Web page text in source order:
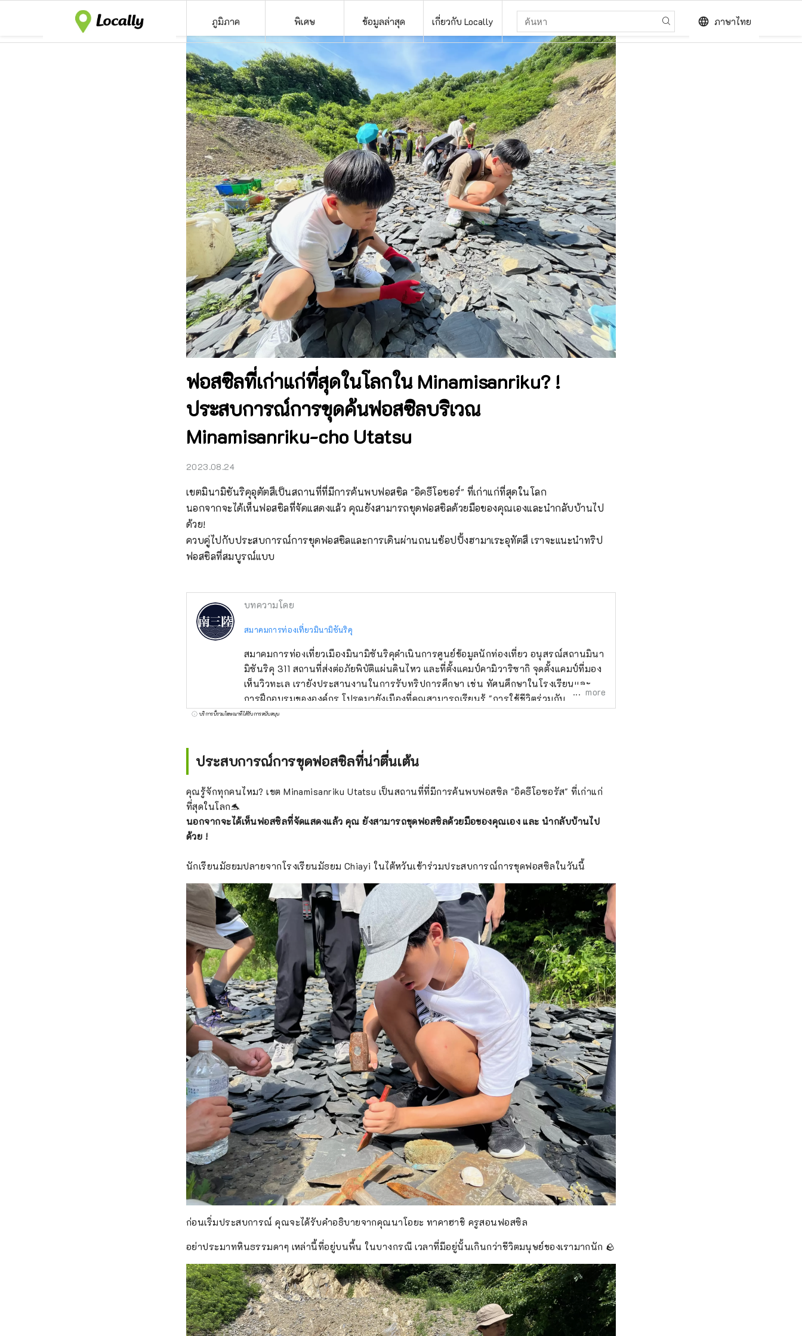
ภูมิภาค พิเศษ ข้อมูลล่าสุด เกี่ยวกับ Locally language ภาษาไทย
ฟอสซิลที่เก่าแก่ที่สุดในโลกใน Minamisanriku? !
ประสบการณ์การขุดค้นฟอสซิลบริเวณ
Minamisanriku-cho Utatsu
2023.08.24
เขตมินามิซันริคุอุตัตสึเป็นสถานที่ที่มีการค้นพบฟอสซิล "อิคธีโอซอร์" ที่เก่าแก่ที่สุดในโลก
นอกจากจะได้เห็นฟอสซิลที่จัดแสดงแล้ว คุณยังสามารถขุดฟอสซิลด้วยมือของคุณเองและนำกลับบ้านไป
ด้วย!
ควบคู่ไปกับประสบการณ์การขุดฟอสซิลและการเดินผ่านถนนช้อปปิ้งฮามาเระอุทัตสึ เราจะแนะนำทริป
ฟอสซิลที่สมบูรณ์แบบ
บทความโดย
สมาคมการท่องเที่ยวมินามิซันริคุ
สมาคมการท่องเที่ยวเมืองมินามิซันริคุดำเนินการศูนย์ข้อมูลนักท่องเที่ยว อนุสรณ์สถานมินา
มิซันริคุ 311 สถานที่ส่งต่อภัยพิบัติแผ่นดินไหว และที่ตั้งแคมป์คามิวาริซากิ จุดตั้งแคมป์ที่มอง
เห็นวิวทะเล เรายังประสานงานในการรับทริปการศึกษา เช่น ทัศนศึกษาในโรงเรียนและ
การฝึกอบรมขององค์กร โปรดมายังเมืองที่คุณสามารถเรียนรู้ "การใช้ชีวิตร่วมกับ
ธรรมชาติ" ได้ภายในหนึ่งชั่วโมงครึ่งโดยรถยนต์จากสถานีเซ็นได
more
บริการนี้รวมโฆษณาที่ได้รับการสนับสนุน
ประสบการณ์การขุดฟอสซิลที่น่าตื่นเต้น
คุณรู้จักทุกคนไหม? เขต Minamisanriku Utatsu เป็นสถานที่ที่มีการค้นพบฟอสซิล "อิคธีโอซอรัส" ที่เก่าแก่
ที่สุดในโลก🐬
นอกจากจะได้เห็นฟอสซิลที่จัดแสดงแล้ว คุณยังสามารถขุดฟอสซิลด้วยมือของคุณเอง และนำกลับบ้านไป
ด้วย !
นักเรียนมัธยมปลายจากโรงเรียนมัธยม Chiayi ในไต้หวันเข้าร่วมประสบการณ์การขุดฟอสซิลในวันนี้
ก่อนเริ่มประสบการณ์ คุณจะได้รับคำอธิบายจากคุณนาโอยะ ทาคาฮาชิ ครูสอนฟอสซิล
อย่าประมาทหินธรรมดาๆ เหล่านี้ที่อยู่บนพื้น ในบางกรณี เวลาที่มีอยู่นั้นเกินกว่าชีวิตมนุษย์ของเรามากนัก 🪨